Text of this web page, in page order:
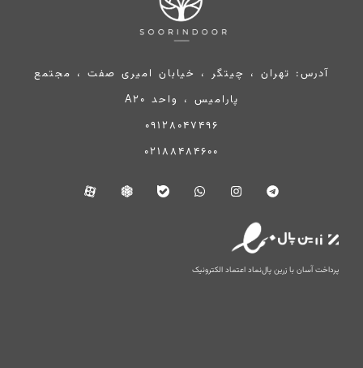
آدرس: تهران ، چیتگر ، خیابان امیری صفت ، مجتمع
پارامیس ، واحد A20
09128047496
02188484600
پرداخت آسان با زرین پالنماد اعتماد الکترونیک